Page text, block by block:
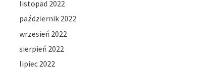
listopad 2022
październik 2022
wrzesień 2022
sierpień 2022
lipiec 2022